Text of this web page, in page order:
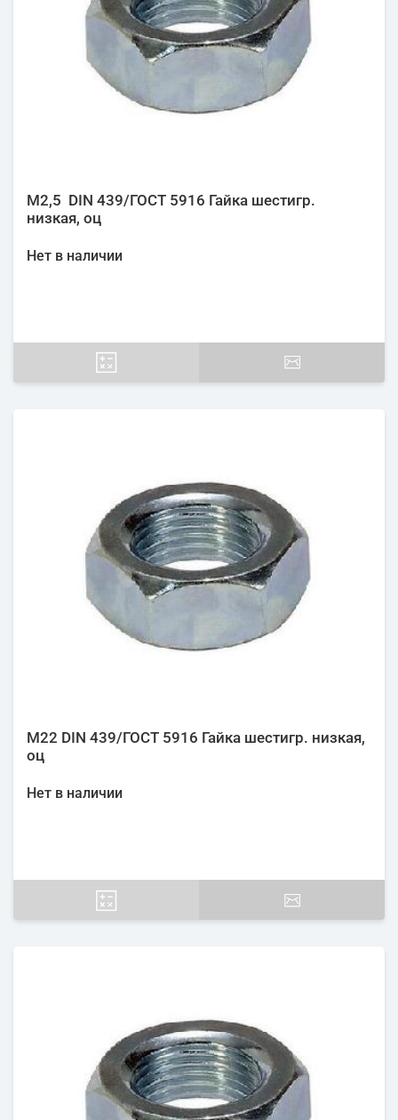
М2,5 DIN 439/ГОСТ 5916 Гайка шестигр.
низкая, оц
Нет в наличии
М22 DIN 439/ГОСТ 5916 Гайка шестигр. низкая,
оц
Нет в наличии